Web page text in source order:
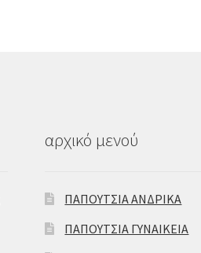
αρχικό μενού
ΠΑΠΟΥΤΣΙΑ ΑΝΔΡΙΚΑ
ΠΑΠΟΥΤΣΙΑ ΓΥΝΑΙΚΕΙΑ